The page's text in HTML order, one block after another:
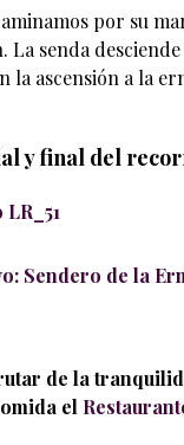
por su
La senda
la ascensión a la
y final del
Sendero de la
de la
el